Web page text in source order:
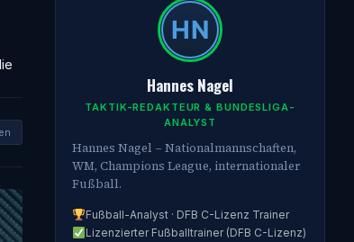
Hannes Nagel
TAKTIK-REDAKTEUR & BUNDESLIGA-
ANALYST
Hannes Nagel – Nationalmannschaften,
WM, Champions League, internationaler
Fußball.
Fußball-Analyst · DFB C-Lizenz Trainer
Lizenzierter Fußballtrainer (DFB C-Lizenz)